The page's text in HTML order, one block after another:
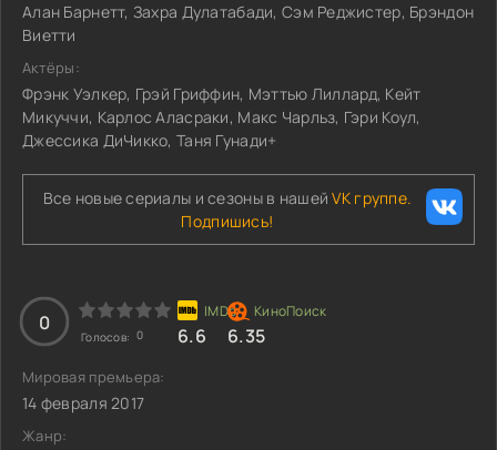
Алан Барнетт, Захра Дулатабади, Сэм Реджистер, Брэндон
Виетти
Актёры:
Фрэнк Уэлкер, Грэй Гриффин, Мэттью Лиллард, Кейт
Микуччи, Карлос Аласраки, Макс Чарльз, Гэри Коул,
Джессика ДиЧикко, Таня Гунади+
Все новые сериалы и сезоны в нашейVK группе.
Подпишись!
0
Голосов: 0 6.6 6.35
Мировая премьера:
14 февраля 2017
Жанр: